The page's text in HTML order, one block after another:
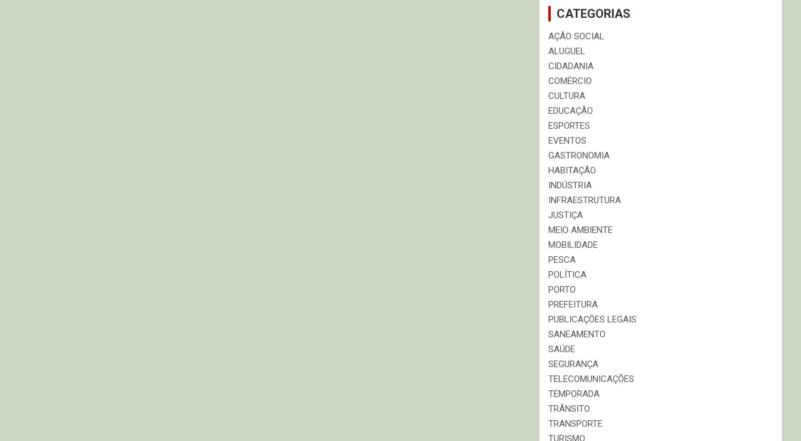
CATEGORIAS
AÇÃO SOCIAL
ALUGUEL
CIDADANIA
COMÉRCIO
CULTURA
EDUCAÇÃO
ESPORTES
EVENTOS
GASTRONOMIA
HABITAÇÃO
INDÚSTRIA
INFRAESTRUTURA
JUSTIÇA
MEIO AMBIENTE
MOBILIDADE
PESCA
POLÍTICA
PORTO
PREFEITURA
PUBLICAÇÕES LEGAIS
SANEAMENTO
SAÚDE
SEGURANÇA
TELECOMUNICAÇÕES
TEMPORADA
TRÂNSITO
TRANSPORTE
TURISMO